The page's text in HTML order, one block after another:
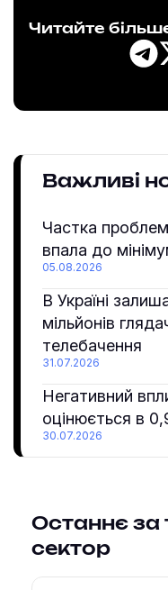
Читайте
Важливі
Частка
впала до
05.08.2026
В Україні
мільйонів
телебачення
31.07.2026
Негативний
оцінюється в
30.07.2026
Останнє за
сектор